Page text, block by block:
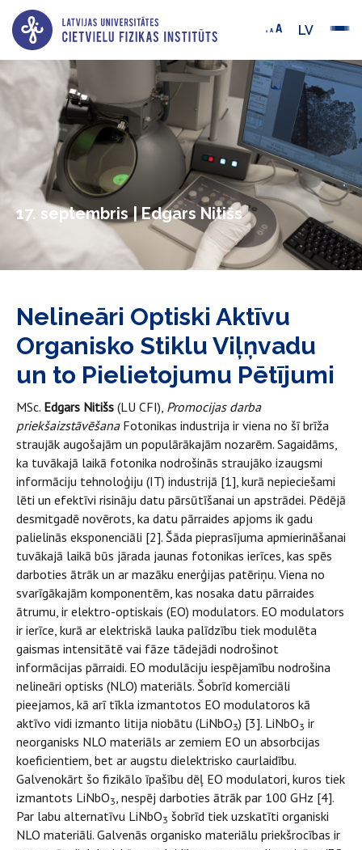
LV
17. septembris | Edgars Nitišs
Nelineāri Optiski Aktīvu
Organisko Stiklu Viļņvadu
un to Pielietojumu Pētījumi
MSc. Edgars Nitišs (LU CFI), Promocijas darba
priekšaizstāvēšanaFotonikas industrija ir viena no šī brīža
straujāk augošajām un populārākajām nozarēm. Sagaidāms,
ka tuvākajā laikā fotonika nodrošinās straujāko izaugsmi
informāciju tehnoloģiju (IT) industrijā [1], kurā nepieciešami
lēti un efektīvi risināju datu pārsūtīšanai un apstrādei. Pēdējā
desmitgadē novērots, ka datu pārraides apjoms ik gadu
palielinās eksponenciāli [2]. Šāda pieprasījuma apmierināšanai
tuvākajā laikā būs jārada jaunas fotonikas ierīces, kas spēs
darboties ātrāk un ar mazāku enerģijas patēriņu. Viena no
svarīgākajām komponentēm, kas nosaka datu pārraides
ātrumu, ir elektro-optiskais (EO) modulators. EO modulators
ir ierīce, kurā ar elektriskā lauka palīdzību tiek modulēta
gaismas intensitātē vai fāze tādejādi nodrošinot
informācijas pārraidi. EO modulāciju iespējamību nodrošina
nelineāri optisks (NLO) materiāls. Šobrīd komerciāli
pieejamos, kā arī tīkla izmantotos EO modulatoros kā
aktīvo vidi izmanto litija niobātu (LiNbO3) [3]. LiNbO3 ir
neorganisks NLO materiāls ar zemiem EO un absorbcijas
koeficientiem, bet ar augstu dielektrisko caurlaidību.
Galvenokārt šo fizikālo īpašību dēļ EO modulatori, kuros tiek
izmantots LiNbO3, nespēj darboties ātrāk par 100 GHz [4].
Par labu alternatīvu LiNbO3 šobrīd tiek uzskatīti organiski
NLO materiāli. Galvenās organisko materiālu priekšrocības ir